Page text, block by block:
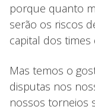
porque quanto
serão os riscos
capital dos times
Mas temos o
disputas nos
nossos torneios